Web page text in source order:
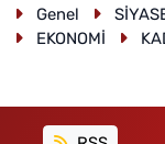
Genel
EKONOMİ